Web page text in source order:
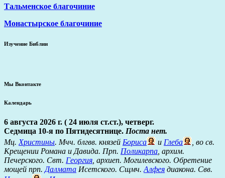
Тальменское благочиние
Монастырское благочиние
Изучение Библии
Мы Вконтакте
Календарь
6 августа 2026 г. ( 24 июля ст.ст.), четверг.
Седмица 10-я по Пятидесятнице. Поста нет.
Мц.Христины. Мчч. блгвв. князей Бориса и Глеба
, во св.
Крещении Романа и Давида. Прп. Поликарпа, архим.
Печерского. Свт. Георгия, архиеп. Могилевского. Обретение
мощей прп.Далмата Исетского. Сщмч.Алфея диакона. Свв.